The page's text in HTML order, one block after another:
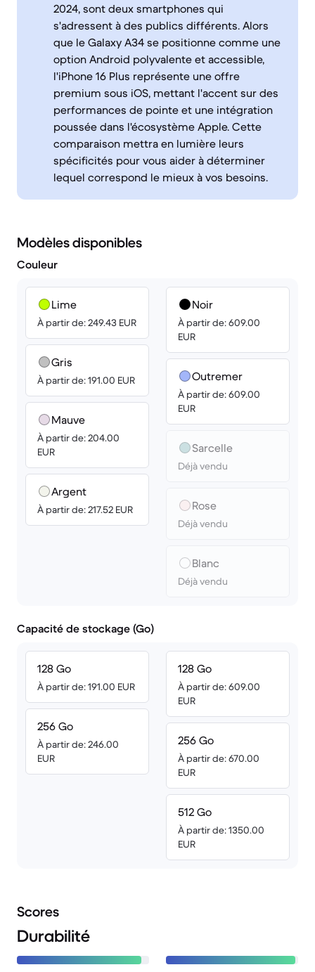
2024, sont deux smartphones qui
s'adressent à des publics différents. Alors
que le Galaxy A34 se positionne comme une
option Android polyvalente et accessible,
l'iPhone 16 Plus représente une offre
premium sous iOS, mettant l'accent sur des
performances de pointe et une intégration
poussée dans l'écosystème Apple. Cette
comparaison mettra en lumière leurs
spécificités pour vous aider à déterminer
lequel correspond le mieux à vos besoins.
Modèles disponibles
Couleur
Lime
À partir de: 249.43 EUR
Gris
À partir de: 191.00 EUR
Mauve
À partir de: 204.00
EUR
Argent
À partir de: 217.52 EUR
Noir
À partir de: 609.00
EUR
Outremer
À partir de: 609.00
EUR
Sarcelle
Déjà vendu
Rose
Déjà vendu
Blanc
Déjà vendu
Capacité de stockage (Go)
128 Go
À partir de: 191.00 EUR
256 Go
À partir de: 246.00
EUR
128 Go
À partir de: 609.00
EUR
256 Go
À partir de: 670.00
EUR
512 Go
À partir de: 1350.00
EUR
Scores
Durabilité